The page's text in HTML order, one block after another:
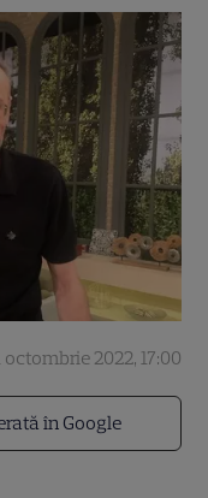
în Google
octombrie 2022, 17:00